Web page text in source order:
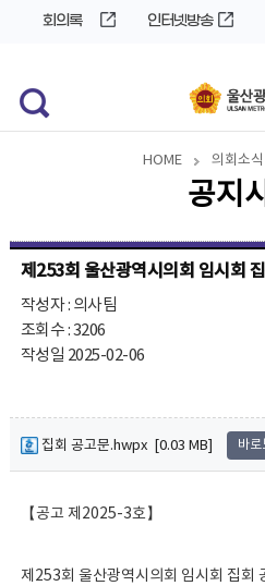
회의록 인터넷방송
HOME 의회소식
공지
제253회 울산광역시의회 임시회
작성자 : 의사팀
조회수 : 3206
작성일 2025-02-06
집회 공고문.hwpx [0.03 MB] 바로
【공고 제2025-3호】
제253회 울산광역시의회 임시회 집회